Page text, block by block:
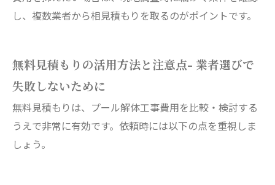
し、複数業者から相見積もりを取るのがポイントです。
無料見積もりの活用方法と注意点- 業者選びで
失敗しないために
無料見積もりは、プール解体工事費用を比較・検討する
うえで非常に有効です。依頼時には以下の点を重視しま
しょう。